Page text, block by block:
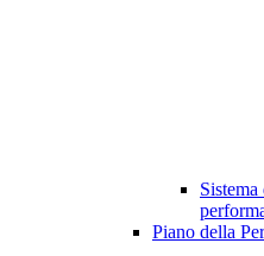
Piano della